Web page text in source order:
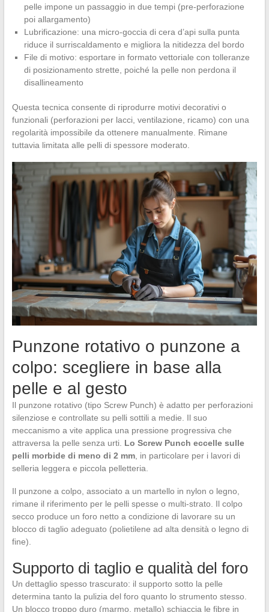
pelle impone un passaggio in due tempi (pre-perforazione
poi allargamento)
Lubrificazione: una micro-goccia di cera d’api sulla punta
riduce il surriscaldamento e migliora la nitidezza del bordo
File di motivo: esportare in formato vettoriale con tolleranze
di posizionamento strette, poiché la pelle non perdona il
disallineamento
Questa tecnica consente di riprodurre motivi decorativi o
funzionali (perforazioni per lacci, ventilazione, ricamo) con una
regolarità impossibile da ottenere manualmente. Rimane
tuttavia limitata alle pelli di spessore moderato.
Punzone rotativo o punzone a
colpo: scegliere in base alla
pelle e al gesto
Il punzone rotativo (tipo Screw Punch) è adatto per perforazioni
silenziose e controllate su pelli sottili a medie. Il suo
meccanismo a vite applica una pressione progressiva che
attraversa la pelle senza urti. Lo Screw Punch eccelle sulle
pelli morbide di meno di 2 mm, in particolare per i lavori di
selleria leggera e piccola pelletteria.
Il punzone a colpo, associato a un martello in nylon o legno,
rimane il riferimento per le pelli spesse o multi-strato. Il colpo
secco produce un foro netto a condizione di lavorare su un
blocco di taglio adeguato (polietilene ad alta densità o legno di
fine).
Supporto di taglio e qualità del foro
Un dettaglio spesso trascurato: il supporto sotto la pelle
determina tanto la pulizia del foro quanto lo strumento stesso.
Un blocco troppo duro (marmo, metallo) schiaccia le fibre in